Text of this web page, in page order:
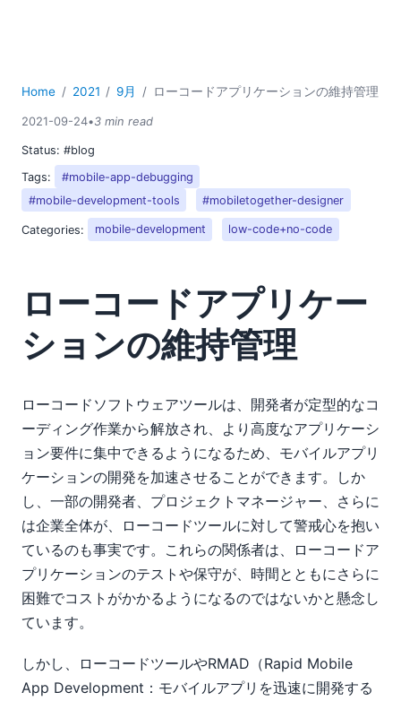
Home 2021 9月 ローコードアプリケーションの維持管理
2021-09-24•3 min read
Status: #blog
Tags:
#mobile-app-debugging
#mobile-development-tools
#mobiletogether-designer
Categories: mobile-development low-code+no-code
ローコードアプリケー
ションの維持管理
ローコードソフトウェアツールは、開発者が定型的なコ
ーディング作業から解放され、より高度なアプリケーシ
ョン要件に集中できるようになるため、モバイルアプリ
ケーションの開発を加速させることができます。しか
し、一部の開発者、プロジェクトマネージャー、さらに
は企業全体が、ローコードツールに対して警戒心を抱い
ているのも事実です。これらの関係者は、ローコードア
プリケーションのテストや保守が、時間とともにさらに
困難でコストがかかるようになるのではないかと懸念し
ています。
しかし、ローコードツールやRMAD（Rapid Mobile
App Development：モバイルアプリを迅速に開発する